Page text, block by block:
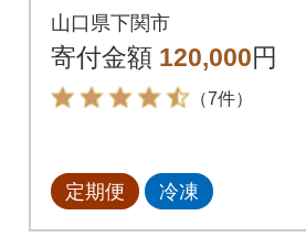
各2人前 隔月発送 冷凍
真空 鮮魚 EY020-x
山口県下関市
寄付金額 120,000円
（7件）
定期便 冷凍